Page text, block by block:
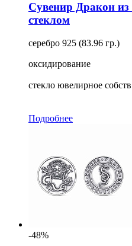
Сувенир Дракон
стеклом
серебро 925 (83.96 гр.)
оксидирование
стекло ювелирное
Подробнее
-48%